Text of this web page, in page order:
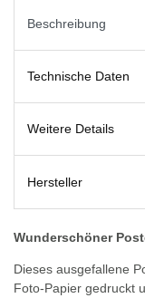
Beschreibung
Technische Daten
Weitere Details
Hersteller
Wunderschöner
Dieses ausgefallene
Foto-Papier gedruckt